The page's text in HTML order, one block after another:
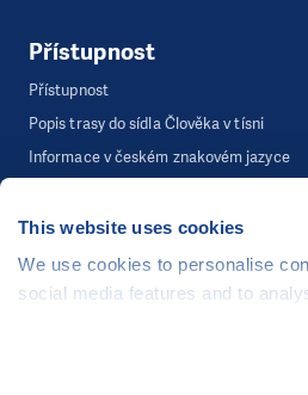
This website uses cookies
We use cookies to personalise
social media features and to
media, advertising and analytics
Přístupnost
Přístupnost
Popis trasy do sídla Člověka v tísni
Informace v českém znakovém jazyce
Webová stránka běží na bezplatně
CZECHIA.COM. Děkujeme.